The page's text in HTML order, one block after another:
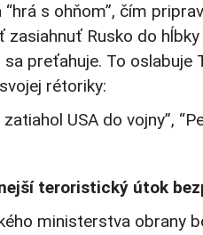
“hrá s ohňom”, čím
zasiahnuť Rusko do
preťahuje. To oslabuje
rétoriky:
zatiahol USA do vojny”,
teroristický útok
ministerstva obrany